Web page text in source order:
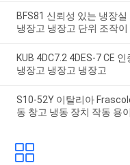
BFS81 신뢰성 있는 냉장
냉장고 냉장고 단위 조작이
KUB 4DC7.2 4DES-7 CE
냉장고 냉장고 냉장고
S10-52Y 이탈리아
동 창고 냉동 장치 작동 용이